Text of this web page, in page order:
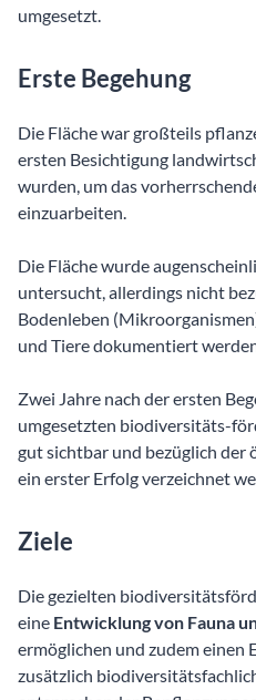
umgesetzt.
Erste Begehung
Die Fläche war großteils
ersten Besichtigung
wurden, um das
einzuarbeiten.
Die Fläche wurde
untersucht, allerdings nicht
Bodenleben
und Tiere dokumentiert
Zwei Jahre nach der ersten
umgesetzten biodiversitäts-
gut sichtbar und bezüglich
ein erster Erfolg verzeichnet
Ziele
Die gezielten
eine Entwicklung von Fauna
ermöglichen und zudem einen
zusätzlich